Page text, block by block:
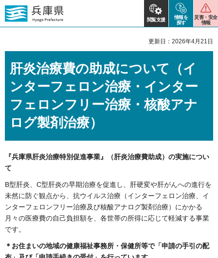
閲覧支援
情報を
探す
災害・安全
情報
更新日：2026年4月21日
肝炎治療費の助成について（イ
ンターフェロン治療・インター
フェロンフリー治療・核酸アナ
ログ製剤治療）
『兵庫県肝炎治療特別促進事業』（肝炎治療費助成）の実施につい
て
B型肝炎、C型肝炎の早期治療を促進し、肝硬変や肝がんへの進行を
未然に防ぐ観点から、抗ウイルス治療（インターフェロン治療、イ
ンターフェロンフリー治療及び核酸アナログ製剤治療）にかかる
月々の医療費の自己負担額を、各世帯の所得に応じて軽減する事業
です。
＊お住まいの地域の健康福祉事務所・保健所等で「申請の手引の配